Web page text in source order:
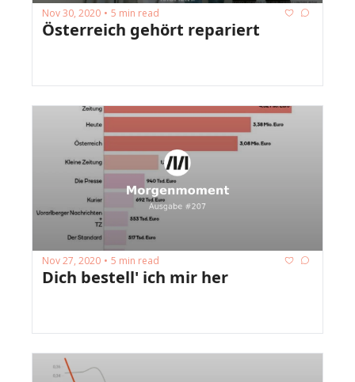
Nov 30, 2020 • 5 min read
Österreich gehört repariert
Nov 27, 2020 • 5 min read